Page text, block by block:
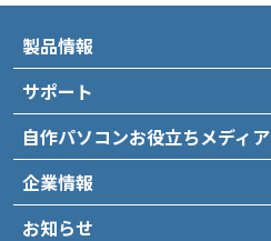
製品情報
サポート
自作パソコンお役立ちメディア
企業情報
お知らせ